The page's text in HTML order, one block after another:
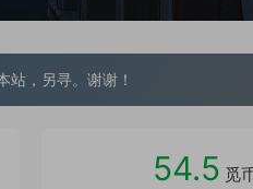
，另寻。谢谢！
54.5 觅